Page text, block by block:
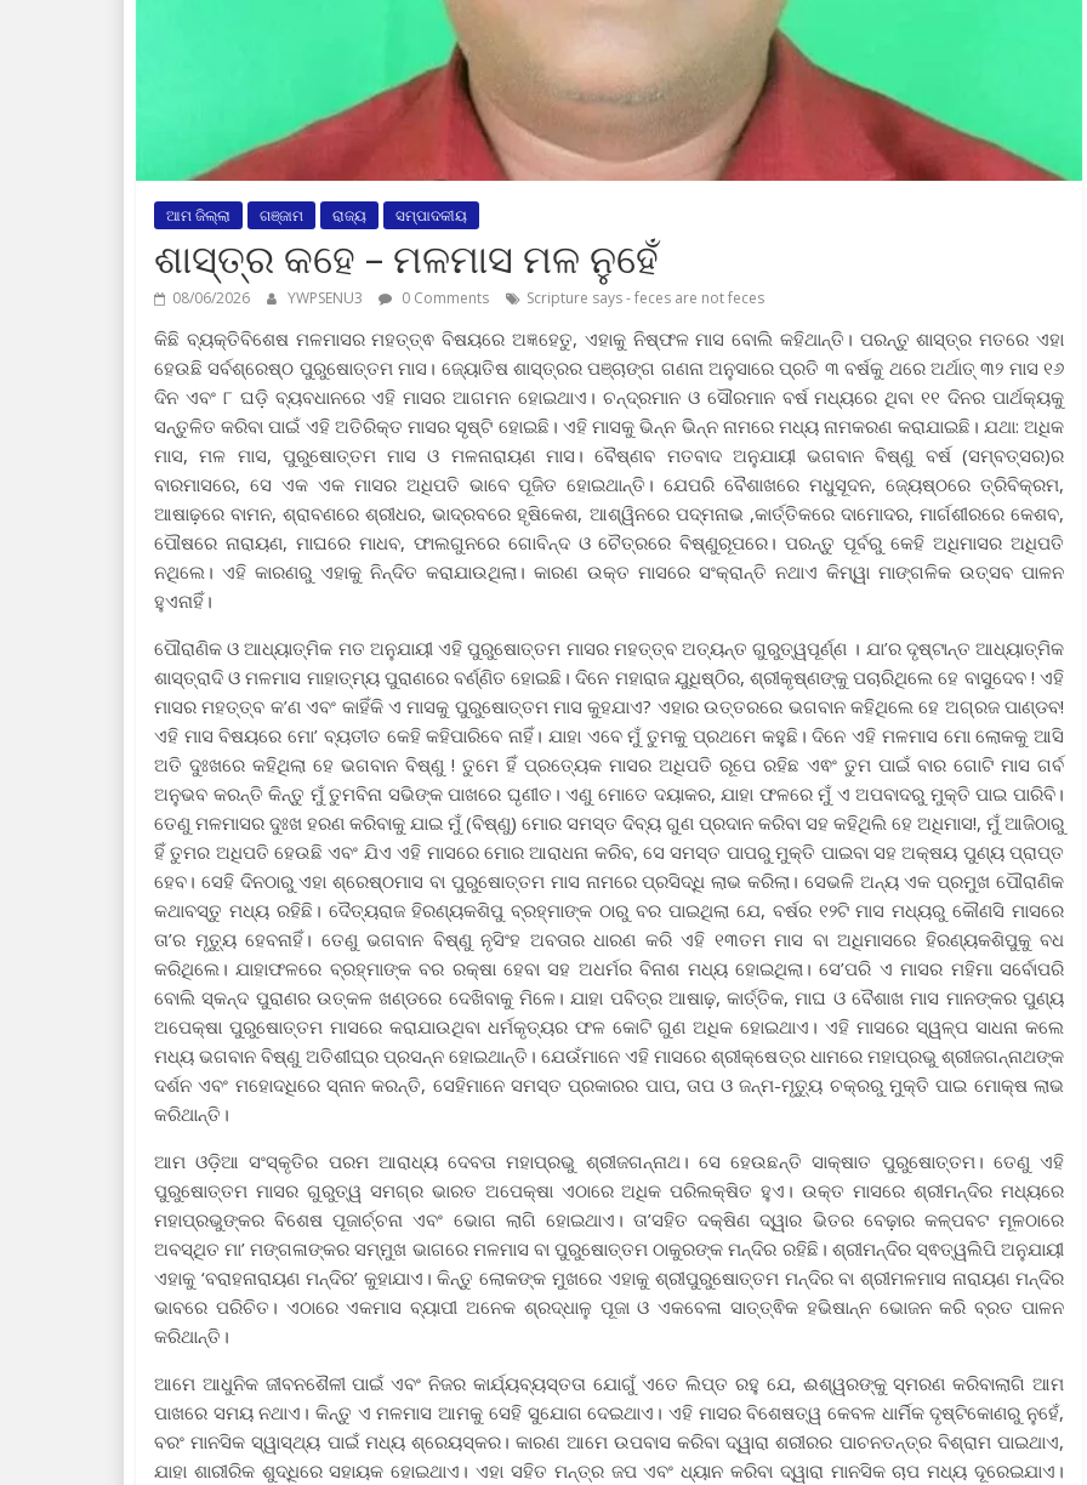
ଆମ ଜିଲ୍ଲା ଗଞ୍ଜାମ ରାଜ୍ୟ ସମ୍ପାଦକୀୟ
ଶାସ୍ତ୍ର କହେ – ମଳମାସ ମଳ ନୁହେଁ
08/06/2026 YWPSENU3 0 Comments Scripture says - feces are not feces
କିଛି ବ୍ୟକ୍ତିବିଶେଷ ମଳମାସର ମହତ୍ତ୍ଵ ବିଷୟରେ ଅଜ୍ଞହେତୁ, ଏହାକୁ ନିଷ୍ଫଳ ମାସ ବୋଲି କହିଥାନ୍ତି। ପରନ୍ତୁ ଶାସ୍ତ୍ର ମତରେ ଏହା
ହେଉଛି ସର୍ବଶ୍ରେଷ୍ଠ ପୁରୁଷୋତ୍ତମ ମାସ। ଜ୍ୟୋତିଷ ଶାସ୍ତ୍ରର ପଞ୍ଚାଙ୍ଗ ଗଣନା ଅନୁସାରେ ପ୍ରତି ୩ ବର୍ଷକୁ ଥରେ ଅର୍ଥାତ୍ ୩୨ ମାସ ୧୬
ଦିନ ଏବଂ ୮ ଘଡ଼ି ବ୍ୟବଧାନରେ ଏହି ମାସର ଆଗମନ ହୋଇଥାଏ। ଚନ୍ଦ୍ରମାନ ଓ ସୌରମାନ ବର୍ଷ ମଧ୍ୟରେ ଥିବା ୧୧ ଦିନର ପାର୍ଥକ୍ୟକୁ
ସନ୍ତୁଳିତ କରିବା ପାଇଁ ଏହି ଅତିରିକ୍ତ ମାସର ସୃଷ୍ଟି ହୋଇଛି। ଏହି ମାସକୁ ଭିନ୍ନ ଭିନ୍ନ ନାମରେ ମଧ୍ୟ ନାମକରଣ କରାଯାଇଛି। ଯଥା: ଅଧିକ
ମାସ, ମଳ ମାସ, ପୁରୁଷୋତ୍ତମ ମାସ ଓ ମଳନାରାୟଣ ମାସ। ବୈଷ୍ଣବ ମତବାଦ ଅନୁଯାୟୀ ଭଗବାନ ବିଷ୍ଣୁ ବର୍ଷ (ସମ୍ବତ୍ସର)ର
ବାରମାସରେ, ସେ ଏକ ଏକ ମାସର ଅଧିପତି ଭାବେ ପୂଜିତ ହୋଇଥାନ୍ତି। ଯେପରି ବୈଶାଖରେ ମଧୁସୂଦନ, ଜ୍ୟେଷ୍ଠରେ ତ୍ରିବିକ୍ରମ,
ଆଷାଢ଼ରେ ବାମନ, ଶ୍ରାବଣରେ ଶ୍ରୀଧର, ଭାଦ୍ରବରେ ହୃଷିକେଶ, ଆଶ୍ୱିନରେ ପଦ୍ମନାଭ ,କାର୍ତ୍ତିକରେ ଦାମୋଦର, ମାର୍ଗଶୀରରେ କେଶବ,
ପୌଷରେ ନାରାୟଣ, ମାଘରେ ମାଧବ, ଫାଲଗୁନରେ ଗୋବିନ୍ଦ ଓ ଚୈତ୍ରରେ ବିଷ୍ଣୁରୂପରେ। ପରନ୍ତୁ ପୂର୍ବରୁ କେହି ଅଧିମାସର ଅଧିପତି
ନଥିଲେ। ଏହି କାରଣରୁ ଏହାକୁ ନିନ୍ଦିତ କରାଯାଉଥିଲା। କାରଣ ଉକ୍ତ ମାସରେ ସଂକ୍ରାନ୍ତି ନଥାଏ କିମ୍ୱା ମାଙ୍ଗଳିକ ଉତ୍ସବ ପାଳନ
ହୁଏନାହିଁ।
ପୌରାଣିକ ଓ ଆଧ୍ୟାତ୍ମିକ ମତ ଅନୁଯାୟୀ ଏହି ପୁରୁଷୋତ୍ତମ ମାସର ମହତ୍ତ୍ବ ଅତ୍ୟନ୍ତ ଗୁରୁତ୍ୱପୂର୍ଣ୍ଣ । ଯା’ର ଦୃଷ୍ଟାନ୍ତ ଆଧ୍ୟାତ୍ମିକ
ଶାସ୍ତ୍ରାଦି ଓ ମଳମାସ ମାହାତ୍ମ୍ୟ ପୁରାଣରେ ବର୍ଣ୍ଣିତ ହୋଇଛି। ଦିନେ ମହାରାଜ ଯୁଧିଷ୍ଠିର, ଶ୍ରୀକୃଷ୍ଣଙ୍କୁ ପଚାରିଥିଲେ ହେ ବାସୁଦେବ ! ଏହି
ମାସର ମହତ୍ତ୍ବ କ’ଣ ଏବଂ କାହିଁକି ଏ ମାସକୁ ପୁରୁଷୋତ୍ତମ ମାସ କୁହଯାଏ? ଏହାର ଉତ୍ତରରେ ଭଗବାନ କହିଥିଲେ ହେ ଅଗ୍ରଜ ପାଣ୍ଡବ!
ଏହି ମାସ ବିଷୟରେ ମୋ’ ବ୍ୟତୀତ କେହି କହିପାରିବେ ନାହିଁ। ଯାହା ଏବେ ମୁଁ ତୁମକୁ ପ୍ରଥମେ କହୁଛି। ଦିନେ ଏହି ମଳମାସ ମୋ ଲୋକକୁ ଆସି
ଅତି ଦୁଃଖରେ କହିଥିଲା ହେ ଭଗବାନ ବିଷ୍ଣୁ ! ତୁମେ ହିଁ ପ୍ରତ୍ୟେକ ମାସର ଅଧିପତି ରୂପେ ରହିଛ ଏଵଂ ତୁମ ପାଇଁ ବାର ଗୋଟି ମାସ ଗର୍ବ
ଅନୁଭବ କରନ୍ତି କିନ୍ତୁ ମୁଁ ତୁମବିନା ସଭିଙ୍କ ପାଖରେ ଘୃଣୀତ। ଏଣୁ ମୋତେ ଦୟାକର, ଯାହା ଫଳରେ ମୁଁ ଏ ଅପବାଦରୁ ମୁକ୍ତି ପାଇ ପାରିବି।
ତେଣୁ ମଳମାସର ଦୁଃଖ ହରଣ କରିବାକୁ ଯାଇ ମୁଁ (ବିଷ୍ଣୁ) ମୋର ସମସ୍ତ ଦିବ୍ୟ ଗୁଣ ପ୍ରଦାନ କରିବା ସହ କହିଥିଲି ହେ ଅଧିମାସ!, ମୁଁ ଆଜିଠାରୁ
ହିଁ ତୁମର ଅଧିପତି ହେଉଛି ଏବଂ ଯିଏ ଏହି ମାସରେ ମୋର ଆରାଧନା କରିବ, ସେ ସମସ୍ତ ପାପରୁ ମୁକ୍ତି ପାଇବା ସହ ଅକ୍ଷୟ ପୁଣ୍ୟ ପ୍ରାପ୍ତ
ହେବ। ସେହି ଦିନଠାରୁ ଏହା ଶ୍ରେଷ୍ଠମାସ ବା ପୁରୁଷୋତ୍ତମ ମାସ ନାମରେ ପ୍ରସିଦ୍ଧି ଲାଭ କରିଲା। ସେଭଳି ଅନ୍ୟ ଏକ ପ୍ରମୁଖ ପୌରାଣିକ
କଥାବସ୍ତୁ ମଧ୍ୟ ରହିଛି। ଦୈତ୍ୟରାଜ ହିରଣ୍ୟକଶିପୁ ବ୍ରହ୍ମାଙ୍କ ଠାରୁ ବର ପାଇଥିଲା ଯେ, ବର୍ଷର ୧୨ଟି ମାସ ମଧ୍ୟରୁ କୌଣସି ମାସରେ
ତା’ର ମୃତ୍ୟୁ ହେବନାହିଁ। ତେଣୁ ଭଗବାନ ବିଷ୍ଣୁ ନୃସିଂହ ଅବତାର ଧାରଣ କରି ଏହି ୧୩ତମ ମାସ ବା ଅଧିମାସରେ ହିରଣ୍ୟକଶିପୁକୁ ବଧ
କରିଥିଲେ। ଯାହାଫଳରେ ବ୍ରହ୍ମାଙ୍କ ବର ରକ୍ଷା ହେବା ସହ ଅଧର୍ମର ବିନାଶ ମଧ୍ୟ ହୋଇଥିଲା। ସେ’ପରି ଏ ମାସର ମହିମା ସର୍ବୋପରି
ବୋଲି ସ୍କନ୍ଦ ପୁରାଣର ଉତ୍କଳ ଖଣ୍ଡରେ ଦେଖିବାକୁ ମିଳେ। ଯାହା ପବିତ୍ର ଆଷାଢ଼, କାର୍ତ୍ତିକ, ମାଘ ଓ ବୈଶାଖ ମାସ ମାନଙ୍କର ପୁଣ୍ୟ
ଅପେକ୍ଷା ପୁରୁଷୋତ୍ତମ ମାସରେ କରାଯାଉଥିବା ଧର୍ମକୃତ୍ୟର ଫଳ କୋଟି ଗୁଣ ଅଧିକ ହୋଇଥାଏ। ଏହି ମାସରେ ସ୍ୱଳ୍ପ ସାଧନା କଲେ
ମଧ୍ୟ ଭଗବାନ ବିଷ୍ଣୁ ଅତିଶୀଘ୍ର ପ୍ରସନ୍ନ ହୋଇଥାନ୍ତି। ଯେଉଁମାନେ ଏହି ମାସରେ ଶ୍ରୀକ୍ଷେତ୍ର ଧାମରେ ମହାପ୍ରଭୁ ଶ୍ରୀଜଗନ୍ନାଥଙ୍କ
ଦର୍ଶନ ଏବଂ ମହୋଦଧିରେ ସ୍ନାନ କରନ୍ତି, ସେହିମାନେ ସମସ୍ତ ପ୍ରକାରର ପାପ, ତାପ ଓ ଜନ୍ମ-ମୃତ୍ୟୁ ଚକ୍ରରୁ ମୁକ୍ତି ପାଇ ମୋକ୍ଷ ଲାଭ
କରିଥାନ୍ତି।
ଆମ ଓଡ଼ିଆ ସଂସ୍କୃତିର ପରମ ଆରାଧ୍ୟ ଦେବତା ମହାପ୍ରଭୁ ଶ୍ରୀଜଗନ୍ନାଥ। ସେ ହେଉଛନ୍ତି ସାକ୍ଷାତ ପୁରୁଷୋତ୍ତମ। ତେଣୁ ଏହି
ପୁରୁଷୋତ୍ତମ ମାସର ଗୁରୁତ୍ୱ ସମଗ୍ର ଭାରତ ଅପେକ୍ଷା ଏଠାରେ ଅଧିକ ପରିଲକ୍ଷିତ ହୁଏ। ଉକ୍ତ ମାସରେ ଶ୍ରୀମନ୍ଦିର ମଧ୍ୟରେ
ମହାପ୍ରଭୁଙ୍କର ବିଶେଷ ପୂଜାର୍ଚ୍ଚନା ଏବଂ ଭୋଗ ଲାଗି ହୋଇଥାଏ। ତା’ସହିତ ଦକ୍ଷିଣ ଦ୍ୱାର ଭିତର ବେଢ଼ାର କଳ୍ପବଟ ମୂଳଠାରେ
ଅବସ୍ଥିତ ମା’ ମଙ୍ଗଳାଙ୍କର ସମ୍ମୁଖ ଭାଗରେ ମଳମାସ ବା ପୁରୁଷୋତ୍ତମ ଠାକୁରଙ୍କ ମନ୍ଦିର ରହିଛି। ଶ୍ରୀମନ୍ଦିର ସ୍ଵତ୍ୱଲିପି ଅନୁଯାୟୀ
ଏହାକୁ ‘ବରାହନାରାୟଣ ମନ୍ଦିର’ କୁହାଯାଏ। କିନ୍ତୁ ଲୋକଙ୍କ ମୁଖରେ ଏହାକୁ ଶ୍ରୀପୁରୁଷୋତ୍ତମ ମନ୍ଦିର ବା ଶ୍ରୀମଳମାସ ନାରାୟଣ ମନ୍ଦିର
ଭାବରେ ପରିଚିତ। ଏଠାରେ ଏକମାସ ବ୍ୟାପୀ ଅନେକ ଶ୍ରଦ୍ଧାଳୁ ପୂଜା ଓ ଏକବେଳା ସାତ୍ତ୍ଵିକ ହଭିଷାନ୍ନ ଭୋଜନ କରି ବ୍ରତ ପାଳନ
କରିଥାନ୍ତି।
ଆମେ ଆଧୁନିକ ଜୀବନଶୈଳୀ ପାଇଁ ଏବଂ ନିଜର କାର୍ଯ୍ୟବ୍ୟସ୍ତତା ଯୋଗୁଁ ଏତେ ଲିପ୍ତ ରହୁ ଯେ, ଈଶ୍ୱରଙ୍କୁ ସ୍ମରଣ କରିବାଲାଗି ଆମ
ପାଖରେ ସମୟ ନଥାଏ। କିନ୍ତୁ ଏ ମଳମାସ ଆମକୁ ସେହି ସୁଯୋଗ ଦେଇଥାଏ। ଏହି ମାସର ବିଶେଷତ୍ୱ କେବଳ ଧାର୍ମିକ ଦୃଷ୍ଟିକୋଣରୁ ନୁହେଁ,
ବରଂ ମାନସିକ ସ୍ୱାସ୍ଥ୍ୟ ପାଇଁ ମଧ୍ୟ ଶ୍ରେୟସ୍କର। କାରଣ ଆମେ ଉପବାସ କରିବା ଦ୍ୱାରା ଶରୀରର ପାଚନତନ୍ତ୍ର ବିଶ୍ରାମ ପାଇଥାଏ,
ଯାହା ଶାରୀରିକ ଶୁଦ୍ଧିରେ ସହାୟକ ହୋଇଥାଏ। ଏହା ସହିତ ମନ୍ତ୍ର ଜପ ଏବଂ ଧ୍ୟାନ କରିବା ଦ୍ୱାରା ମାନସିକ ଚାପ ମଧ୍ୟ ଦୂରେଇଯାଏ।